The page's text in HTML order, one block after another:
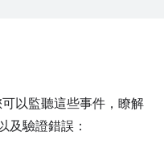
以監聽這些事件，瞭解
及驗證錯誤：